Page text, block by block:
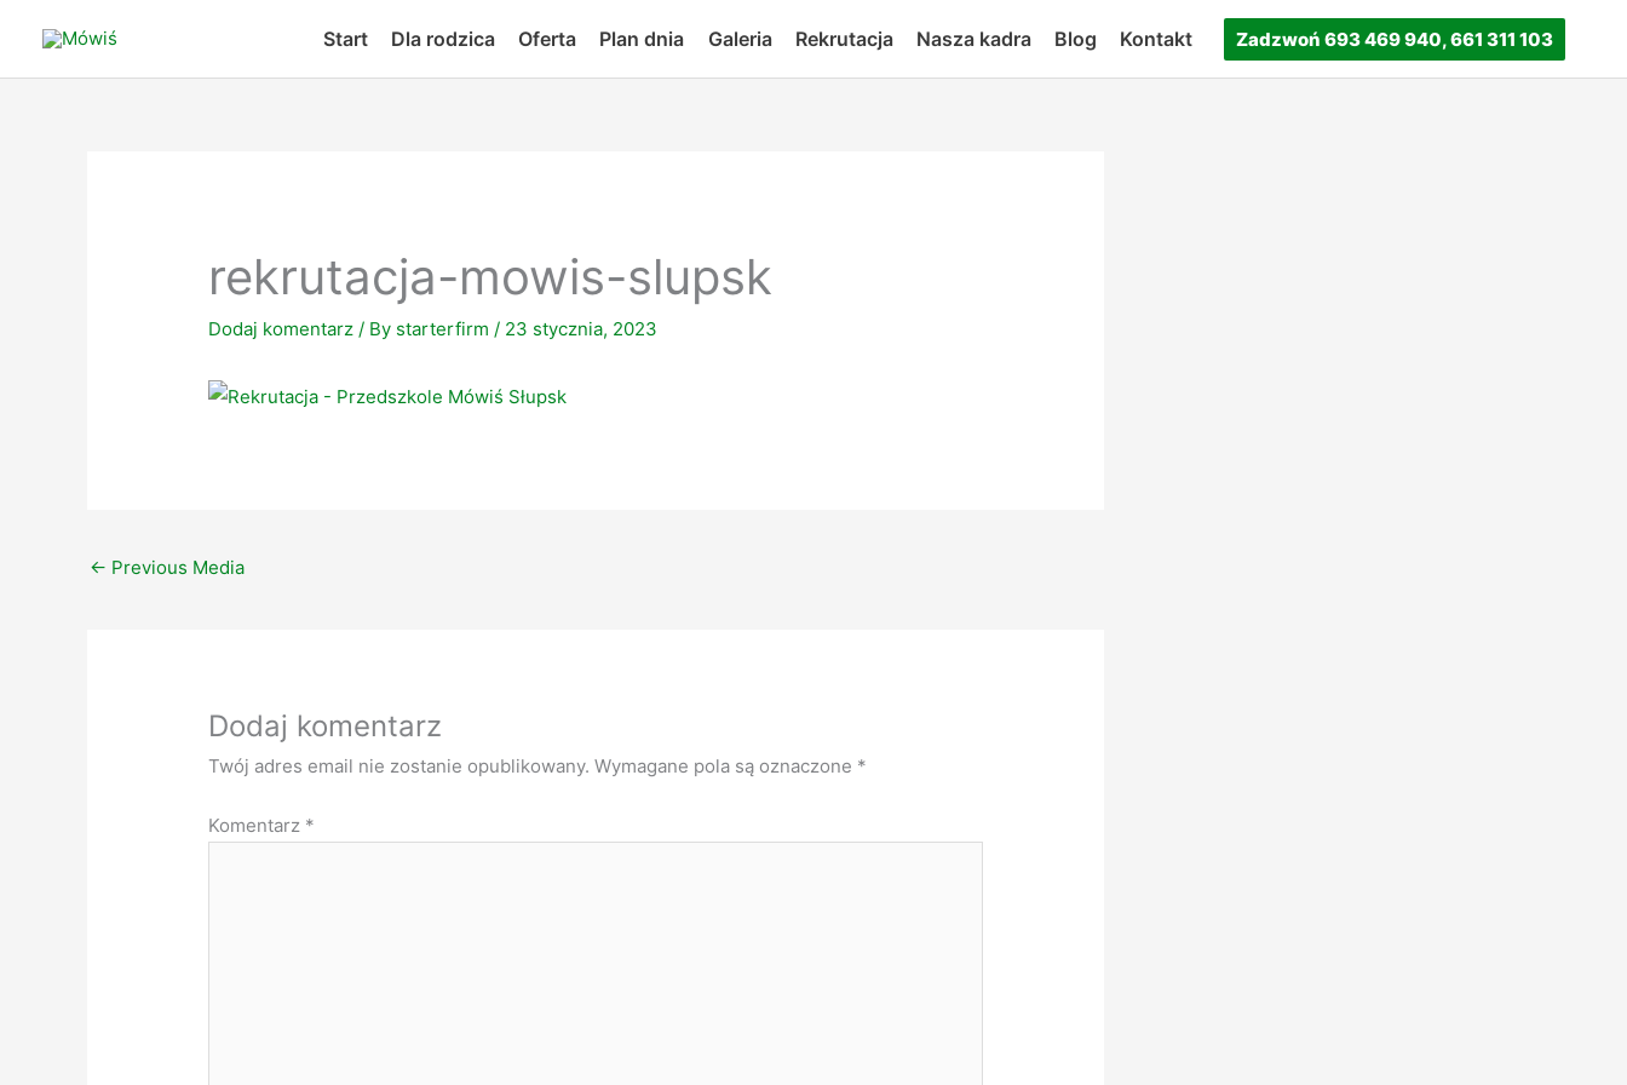
content
Start Dla rodzica Oferta Plan dnia Galeria Rekrutacja Nasza kadra Blog Kontakt Zadzwoń 693 469 940, 661 311 103
rekrutacja-mowis-slupsk
Dodaj komentarz / By starterfirm/ 23 stycznia, 2023
← Previous Media
Dodaj komentarz
Twój adres email nie zostanie opublikowany. Wymagane pola są oznaczone *
Komentarz *